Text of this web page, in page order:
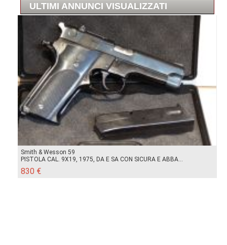
ULTIMI ANNUNCI VISUALIZZATI
Smith & Wesson 59
PISTOLA CAL. 9X19, 1975, DA E SA CON SICURA E ABBA...
830 €